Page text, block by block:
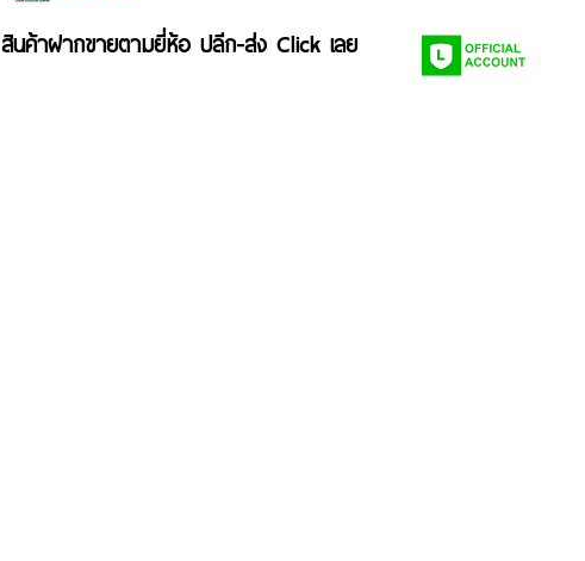
สินค้าฝากขายตามยี่ห้อ ปลีก-ส่ง Click เลย